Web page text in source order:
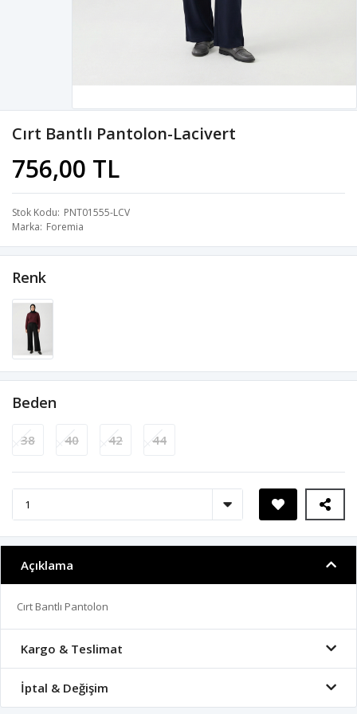
Cırt Bantlı Pantolon-Lacivert
756,00 TL
Stok Kodu PNT01555-LCV
Marka Foremia
Renk
Beden
38 40 42 44
Açıklama
Cırt Bantlı Pantolon
Kargo & Teslimat
İptal & Değişim